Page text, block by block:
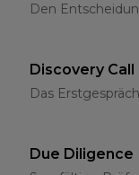
Den
Discovery Call
Das
Due Diligence